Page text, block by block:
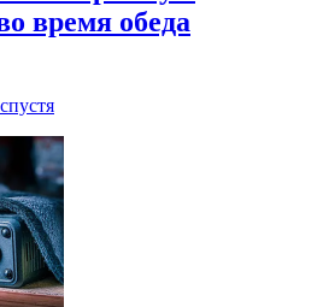
время обеда